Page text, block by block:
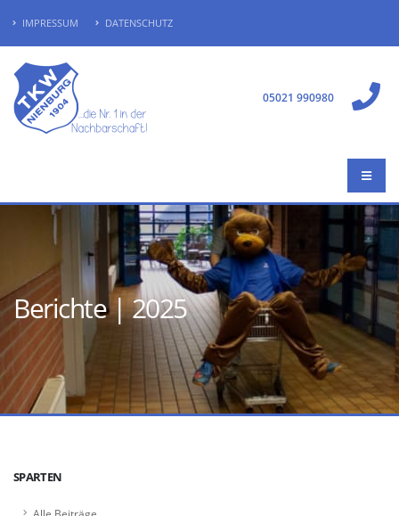
IMPRESSUM DATENSCHUTZ
05021 990980
Berichte | 2025
SPARTEN